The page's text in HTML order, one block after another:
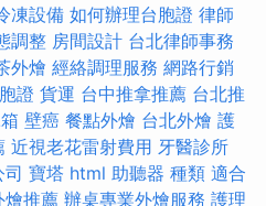
凍設備 如何辦理台胞證 律師
調整 房間設計 台北律師事務
外燴 經絡調理服務 網路行銷
證 貨運 台中推拿推薦 台北推
壁癌 餐點外燴 台北外燴 護
近視老花雷射費用 牙醫診所
司 寶塔 html 助聽器 種類 適合
燴推薦 辦桌專業外燴服務 護理